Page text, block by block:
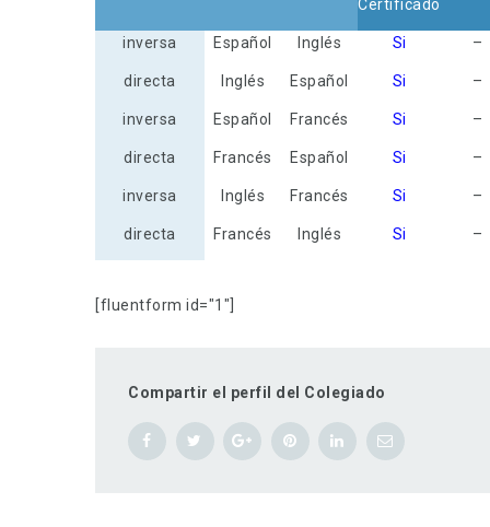
Certificado
inversa Español Inglés Si –
directa Inglés Español Si –
inversa Español Francés Si –
directa Francés Español Si –
inversa Inglés Francés Si –
directa Francés Inglés Si –
[fluentform id="1"]
Compartir el perfil del Colegiado